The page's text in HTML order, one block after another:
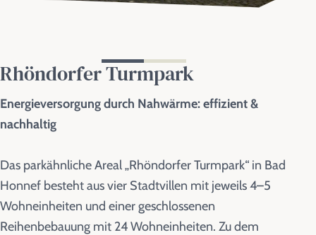
Rhöndorfer Turmpark
Energieversorgung durch Nahwärme: effizient &
nachhaltig
Das parkähnliche Areal „Rhöndorfer Turmpark“ in Bad
Honnef besteht aus vier Stadtvillen mit jeweils 4–5
Wohneinheiten und einer geschlossenen
Reihenbebauung mit 24 Wohneinheiten. Zu dem